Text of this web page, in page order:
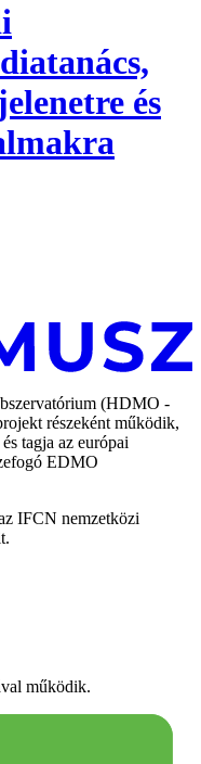
és
(HDMO -
részeként működik,
tagja az európai
EDMO
IFCN nemzetközi
működik.